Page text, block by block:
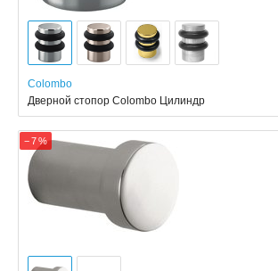
Colombo
Дверной стопор Colombo Цилиндр
− 7 %